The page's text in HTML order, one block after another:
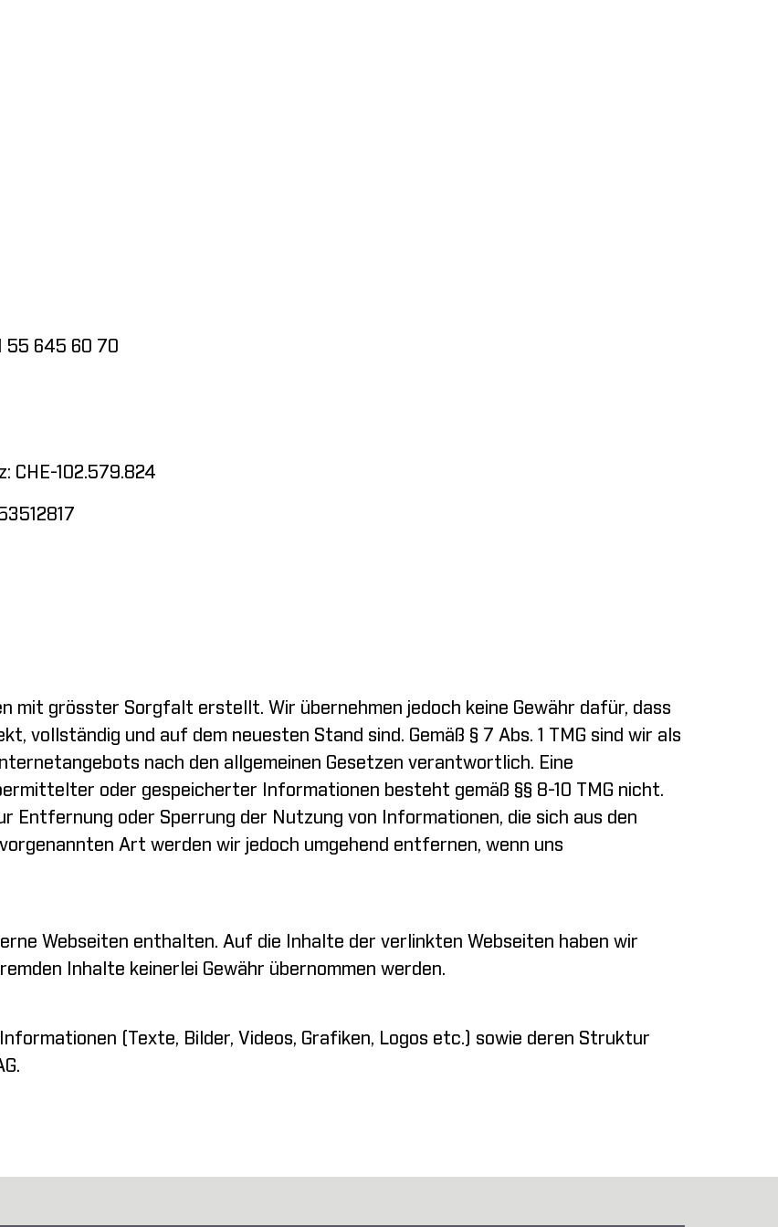
55 645 60 70
CHE-102.579.824
mit grösster Sorgfalt erstellt. Wir übernehmen jedoch keine Gewähr dafür, dass
vollständig und auf dem neuesten Stand sind. Gemäß § 7 Abs. 1 TMG sind wir als
nach den allgemeinen Gesetzen verantwortlich. Eine
oder gespeicherter Informationen besteht gemäß §§ 8-10 TMG nicht.
Entfernung oder Sperrung der Nutzung von Informationen, die sich aus den
Art werden wir jedoch umgehend entfernen, wenn uns
Webseiten enthalten. Auf die Inhalte der verlinkten Webseiten haben wir
Inhalte keinerlei Gewähr übernommen werden.
(Texte, Bilder, Videos, Grafiken, Logos etc.) sowie deren Struktur